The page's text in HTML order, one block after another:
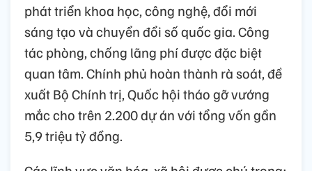
phát triển khoa học, công nghệ, đổi mới
sáng tạo và chuyển đổi số quốc gia. Công
tác phòng, chống lãng phí được đặc biệt
quan tâm. Chính phủ hoàn thành rà soát, đề
xuất Bộ Chính trị, Quốc hội tháo gỡ vướng
mắc cho trên 2.200 dự án với tổng vốn gần
5,9 triệu tỷ đồng.